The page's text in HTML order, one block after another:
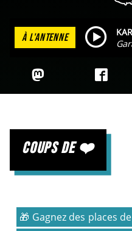
À L'ANTENNE
coups de ❤️
🎁 Gagnez des places